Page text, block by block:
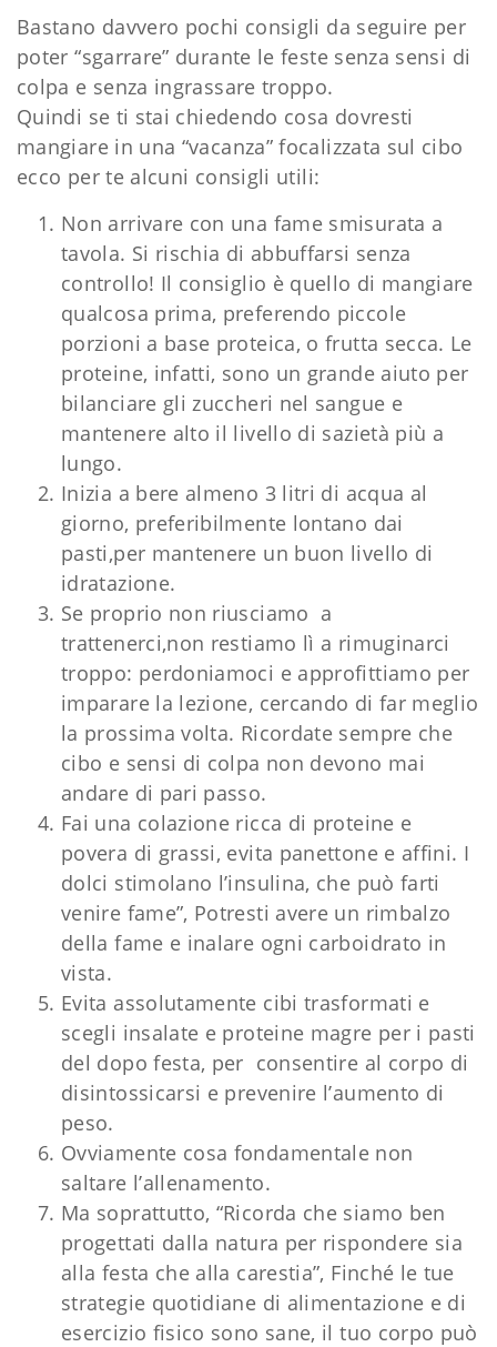
Bastano davvero pochi consigli da seguire per
poter “sgarrare” durante le feste senza sensi di
colpa e senza ingrassare troppo.
Quindi se ti stai chiedendo cosa dovresti
mangiare in una “vacanza” focalizzata sul cibo
ecco per te alcuni consigli utili:
Non arrivare con una fame smisurata a
tavola. Si rischia di abbuffarsi senza
controllo! Il consiglio è quello di mangiare
qualcosa prima, preferendo piccole
porzioni a base proteica, o frutta secca. Le
proteine, infatti, sono un grande aiuto per
bilanciare gli zuccheri nel sangue e
mantenere alto il livello di sazietà più a
lungo.
Inizia a bere almeno 3 litri di acqua al
giorno, preferibilmente lontano dai
pasti,per mantenere un buon livello di
idratazione.
Se proprio non riusciamo a
trattenerci,non restiamo lì a rimuginarci
troppo: perdoniamoci e approfittiamo per
imparare la lezione, cercando di far meglio
la prossima volta. Ricordate sempre che
cibo e sensi di colpa non devono mai
andare di pari passo.
Fai una colazione ricca di proteine ​​e
povera di grassi, evita panettone e affini. I
dolci stimolano l’insulina, che può farti
venire fame”, Potresti avere un rimbalzo
della fame e inalare ogni carboidrato in
vista.
Evita assolutamente cibi trasformati e
scegli insalate e proteine ​​magre per i pasti
del dopo festa, per consentire al corpo di
disintossicarsi e prevenire l’aumento di
peso.
Ovviamente cosa fondamentale non
saltare l’allenamento.
Ma soprattutto, “Ricorda che siamo ben
progettati dalla natura per rispondere sia
alla festa che alla carestia”, Finché le tue
strategie quotidiane di alimentazione e di
esercizio fisico sono sane, il tuo corpo può